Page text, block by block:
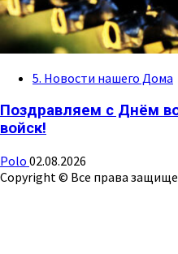
5. Новости нашего Дома
Поздравляем с Днём
войск!
Polo 02.08.2026
Copyright © Все права